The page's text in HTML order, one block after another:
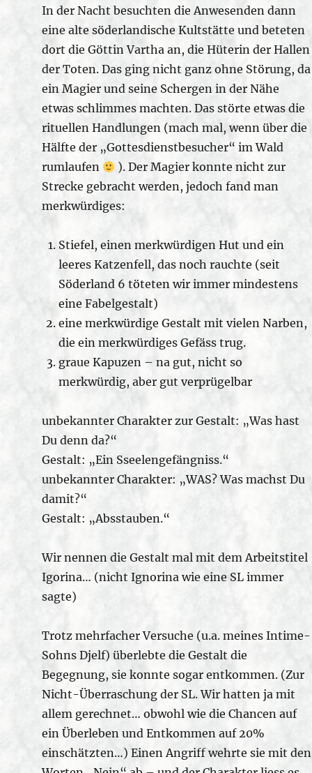
In der Nacht besuchten die Anwesenden dann
eine alte söderlandische Kultstätte und beteten
dort die Göttin Vartha an, die Hüterin der Hallen
der Toten. Das ging nicht ganz ohne Störung, da
ein Magier und seine Schergen in der Nähe
etwas schlimmes machten. Das störte etwas die
rituellen Handlungen (mach mal, wenn über die
Hälfte der „Gottesdienstbesucher“ im Wald
rumlaufen
). Der Magier konnte nicht zur
Strecke gebracht werden, jedoch fand man
merkwürdiges:
Stiefel, einen merkwürdigen Hut und ein
leeres Katzenfell, das noch rauchte (seit
Söderland 6 töteten wir immer mindestens
eine Fabelgestalt)
eine merkwürdige Gestalt mit vielen Narben,
die ein merkwürdiges Gefäss trug.
graue Kapuzen – na gut, nicht so
merkwürdig, aber gut verprügelbar
unbekannter Charakter zur Gestalt: „Was hast
Du denn da?“
Gestalt: „Ein Sseelengefängniss.“
unbekannter Charakter: „WAS? Was machst Du
damit?“
Gestalt: „Absstauben.“
Wir nennen die Gestalt mal mit dem Arbeitstitel
Igorina… (nicht Ignorina wie eine SL immer
sagte)
Trotz mehrfacher Versuche (u.a. meines Intime-
Sohns Djelf) überlebte die Gestalt die
Begegnung, sie konnte sogar entkommen. (Zur
Nicht-Überraschung der SL. Wir hatten ja mit
allem gerechnet… obwohl wie die Chancen auf
ein Überleben und Entkommen auf 20%
einschätzten…) Einen Angriff wehrte sie mit den